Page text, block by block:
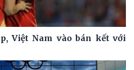
Việt Nam vào bán kết với